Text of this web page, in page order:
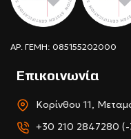
ΑΡ. ΓΕΜΗ: 085155202000
Επικοινωνία
Κορίνθου 11,
+30 210 2847280 (-